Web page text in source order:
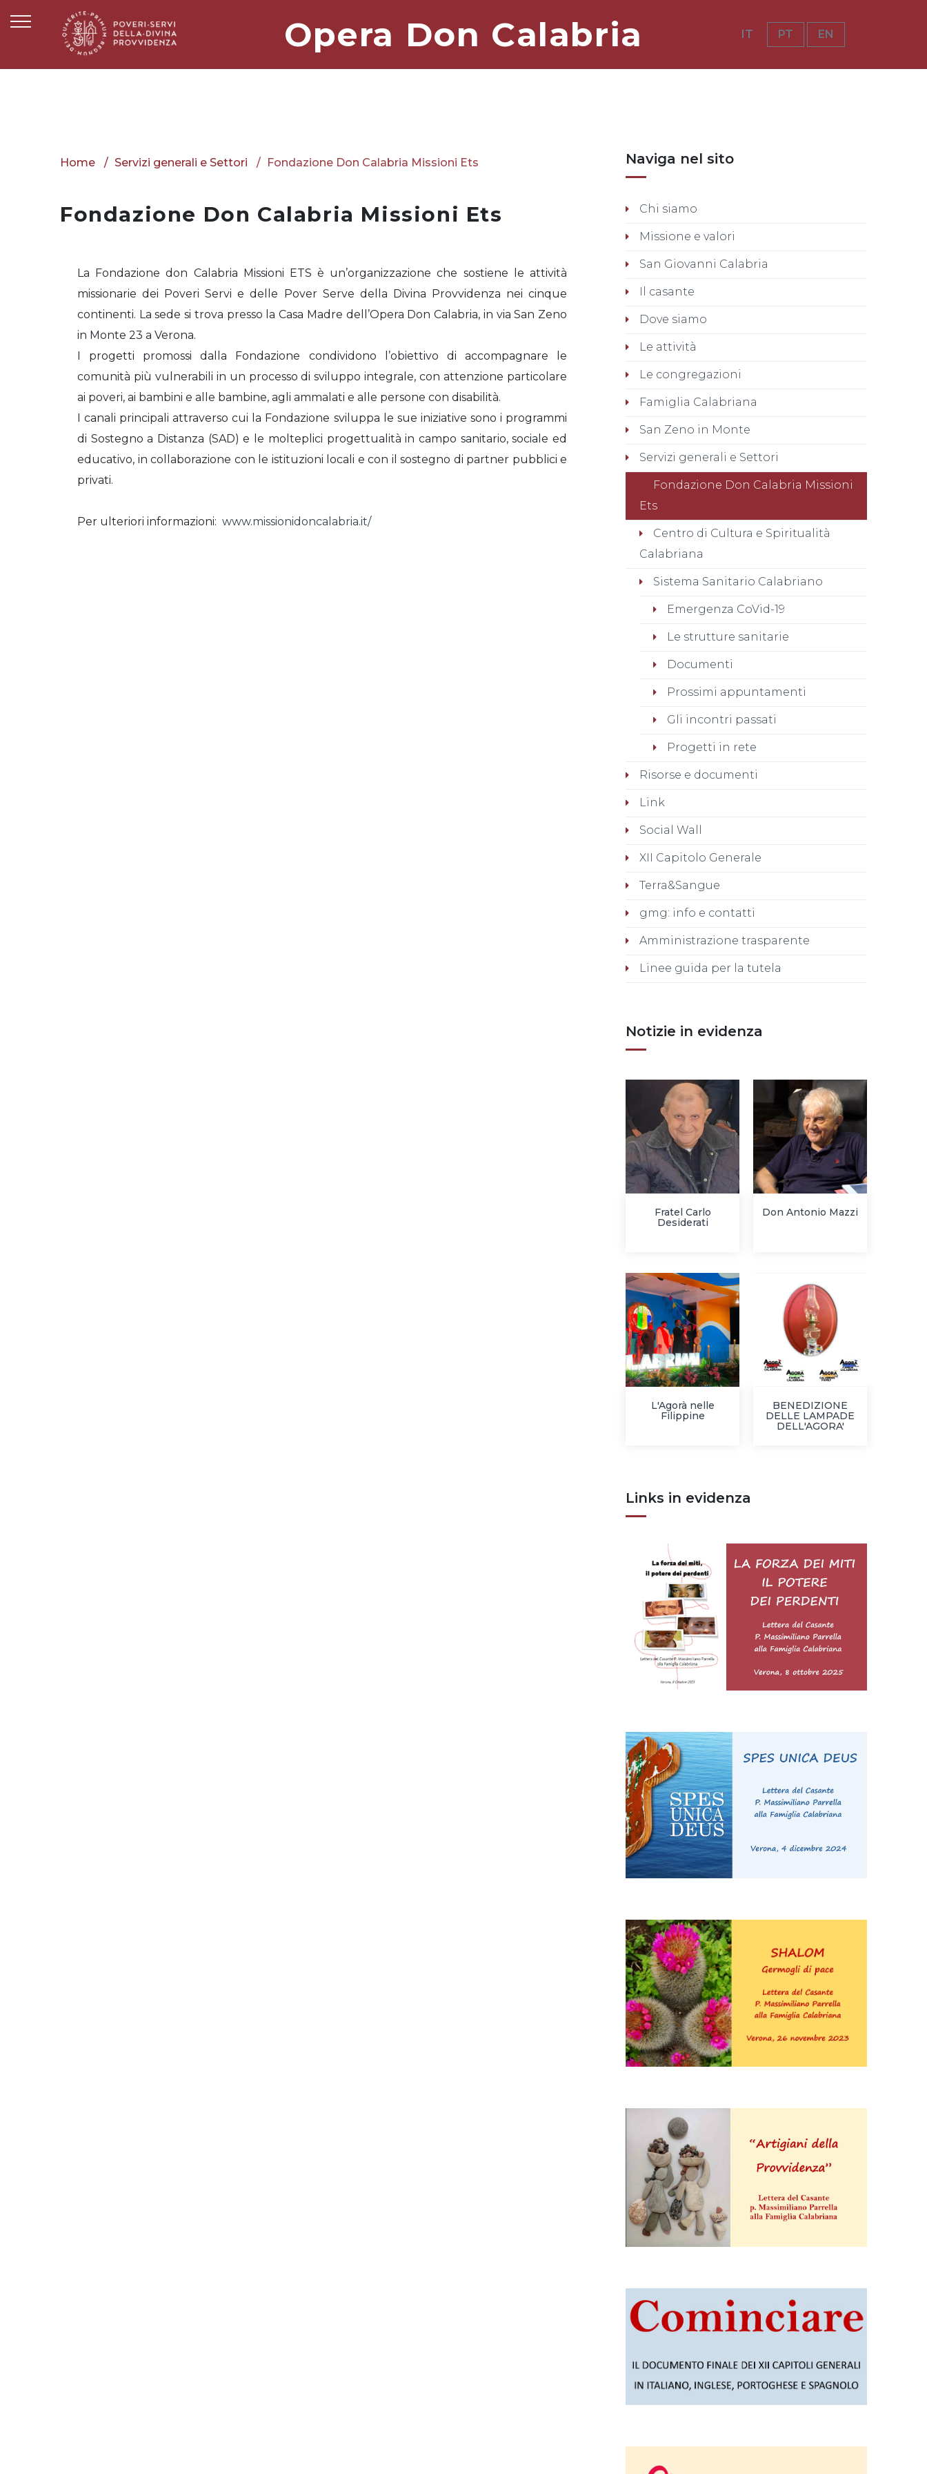
Opera Don Calabria IT PT EN
Home Servizi generali e Settori Fondazione Don Calabria Missioni Ets
Fondazione Don Calabria Missioni Ets
La Fondazione don Calabria Missioni ETS è un’organizzazione che sostiene le attività
missionarie dei Poveri Servi e delle Pover Serve della Divina Provvidenza nei cinque
continenti. La sede si trova presso la Casa Madre dell’Opera Don Calabria, in via San Zeno
in Monte 23 a Verona.
I progetti promossi dalla Fondazione condividono l’obiettivo di accompagnare le
comunità più vulnerabili in un processo di sviluppo integrale, con attenzione particolare
ai poveri, ai bambini e alle bambine, agli ammalati e alle persone con disabilità.
I canali principali attraverso cui la Fondazione sviluppa le sue iniziative sono i programmi
di Sostegno a Distanza (SAD) e le molteplici progettualità in campo sanitario, sociale ed
educativo, in collaborazione con le istituzioni locali e con il sostegno di partner pubblici e
privati.
Per ulteriori informazioni: www.missionidoncalabria.it/
Naviga nel sito
Chi siamo
Missione e valori
San Giovanni Calabria
Il casante
Dove siamo
Le attività
Le congregazioni
Famiglia Calabriana
San Zeno in Monte
Servizi generali e Settori
Fondazione Don Calabria Missioni
Ets
Centro di Cultura e Spiritualità
Calabriana
Sistema Sanitario Calabriano
Emergenza CoVid-19
Le strutture sanitarie
Documenti
Prossimi appuntamenti
Gli incontri passati
Progetti in rete
Risorse e documenti
Link
Social Wall
XII Capitolo Generale
Terra&Sangue
gmg: info e contatti
Amministrazione trasparente
Linee guida per la tutela
Notizie in evidenza
Fratel Carlo
Desiderati
Don Antonio Mazzi
L'Agorà nelle
Filippine
BENEDIZIONE
DELLE LAMPADE
DELL'AGORA'
Links in evidenza